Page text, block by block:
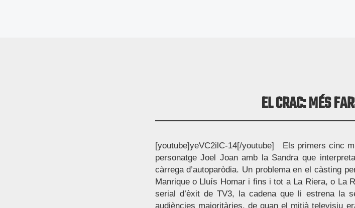
EL CRAC: MÉS
[youtube]yeVC2ilC-14[/youtube] Els primers cinc
personatge Joel Joan amb la Sandra que
càrrega d’autoparòdia. Un problema en el càsting
Manrique o Lluís Homar i fins i tot a La Riera, o La
serial d’èxit de TV3, la cadena que li estrena la
audiències majoritàries, de quan el mitjà televisiu